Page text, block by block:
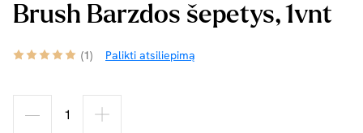
Brush Barzdos šepetys, 1vnt
(1) Palikti atsiliepimą